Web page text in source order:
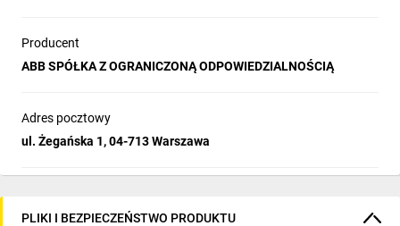
Producent
ABB SPÓŁKA Z OGRANICZONĄ ODPOWIEDZIALNOŚCIĄ
Adres pocztowy
ul. Żegańska 1, 04-713 Warszawa
PLIKI I BEZPIECZEŃSTWO PRODUKTU